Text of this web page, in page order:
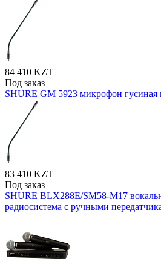
84 410 KZT
Под заказ
SHURE GM 5923 микрофон гусиная
83 410 KZT
Под заказ
SHURE BLX288E/SM58-M17
радиосистема с ручными